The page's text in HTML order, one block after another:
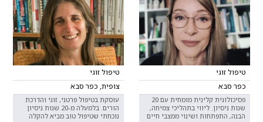
טיפול זוגי
כפר סבא
פסיכולוגית קלינית מומחית עם 20
שנות ניסיון. ליווי בתהליכי צמיחה,
הבנה, התפתחות ושינוי ממצבי חיים
טיפול זוגי
צופית, כפר סבא
עוסקת בטיפול פרטני, זוגי והדרכת
הורים. בלמעלה מ-20 שנות ניסיון
נוכחתי שטיפול טוב מביא להקלה